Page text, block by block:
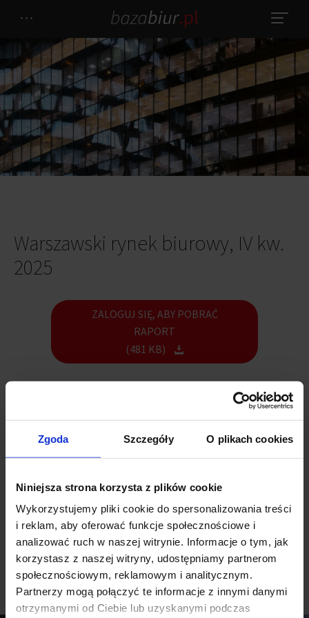
Zgoda Szczegóły O plikach cookies
Niniejsza strona korzysta z plików cookie
Wykorzystujemy pliki cookie do spersonalizowania treści
i reklam, aby oferować funkcje społecznościowe i
analizować ruch w naszej witrynie. Informacje o tym, jak
korzystasz z naszej witryny, udostępniamy partnerom
społecznościowym, reklamowym i analitycznym.
Partnerzy mogą połączyć te informacje z innymi danymi
otrzymanymi od Ciebie lub uzyskanymi podczas
Warszawski rynek biurowy, IV kw.
2025
ZALOGUJ SIĘ, ABY POBRAĆ
RAPORT
(481 KB)
Poszukiwanie biura w obecnych warunkach rynkowych nie jest
prostym zadaniem. Na koniec grudnia 2025 r. w warszawskich
biurowcach aktywnie oferowano około 560 000 m². Z analizy JLL
wynika, że metry te były dostępne w około 1 000 modułach, różnej
wielkości i jakości. To relatywnie niewiele, szczególnie że apetyt
Zobacz inne raporty